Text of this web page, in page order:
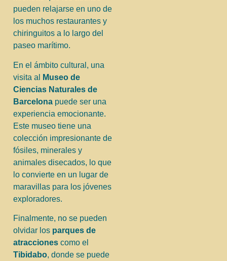
pueden relajarse en uno de
los muchos restaurantes y
chiringuitos a lo largo del
paseo marítimo.
En el ámbito cultural, una
visita al
Museo de
Ciencias Naturales de
Barcelona puede ser una
experiencia emocionante.
Este museo tiene una
colección impresionante de
fósiles, minerales y
animales disecados, lo que
lo convierte en un lugar de
maravillas para los jóvenes
exploradores.
Finalmente, no se pueden
olvidar los parques de
atracciones como el
Tibidabo, donde se puede